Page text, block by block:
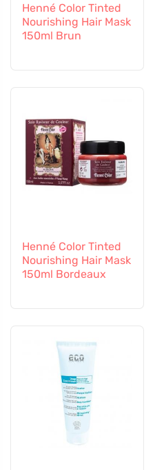
Henné Color Tinted
Nourishing Hair Mask
150ml Brun
Henné Color Tinted
Nourishing Hair Mask
150ml Bordeaux